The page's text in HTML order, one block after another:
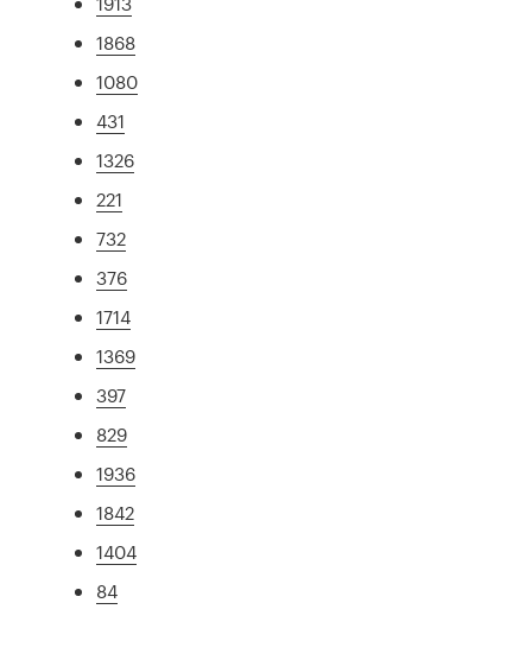
1868
1080
431
1326
221
732
376
1714
1369
397
829
1936
1842
1404
84